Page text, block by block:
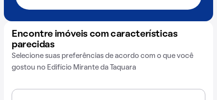
Encontre imóveis com características
parecidas
Selecione suas preferências de acordo com o que você
gostou no Edifício Mirante da Taquara